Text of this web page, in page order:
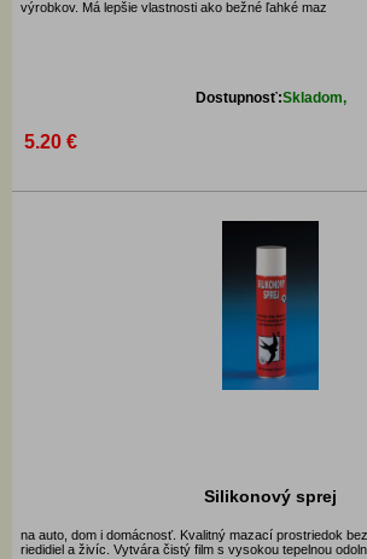
výrobkov. Má lepšie vlastnosti ako bežné ľahké maz
Dostupnosť:Skladom,
5.20 €
Silikonový sprej
na auto, dom i domácnosť. Kvalitný mazací prostriedok
riedidiel a živíc. Vytvára čistý film s vysokou tepelnou